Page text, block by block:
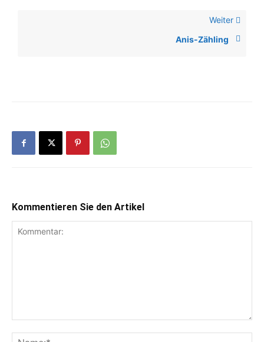
Weiter
Anis-Zähling
Kommentieren Sie den Artikel